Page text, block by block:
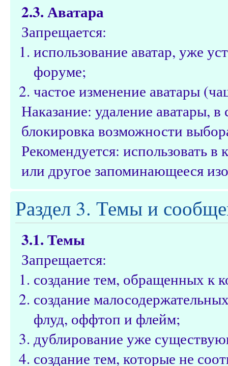
2.3. Аватара
Запрещается:
использование аватар, уже
форуме;
частое изменение аватары
Наказание: удаление аватары,
блокировка возможности
Рекомендуется: использовать
или другое запоминающееся
Раздел 3. Темы и
3.1. Темы
Запрещается:
создание тем, обращенных к
создание
флуд, оффтоп и флейм;
дублирование уже
создание тем, которые не